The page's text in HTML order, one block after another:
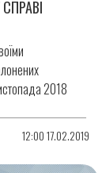
2018
12:00 17.02.2019